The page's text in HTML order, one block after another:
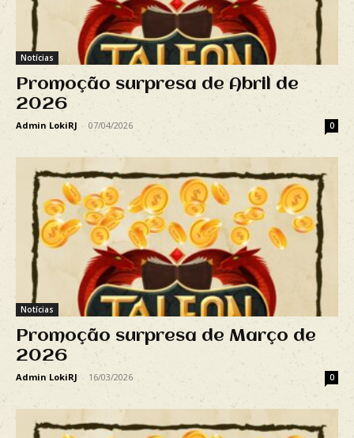
Notícias
Promoção surpresa de Abril de
2026
Admin LokiRJ - 07/04/2026 0
Notícias
Promoção surpresa de Março de
2026
Admin LokiRJ - 16/03/2026 0